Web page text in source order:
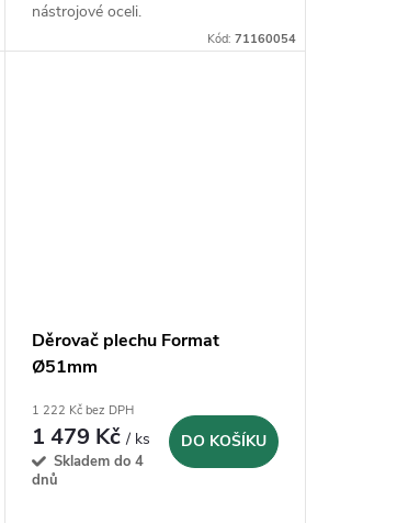
nástrojové oceli.
Kód: 71160054
Děrovač plechu Format
Ø51mm
1 222 Kč bez DPH
1 479 Kč/ ks
Skladem do 4
dnů
DO KOŠÍKU